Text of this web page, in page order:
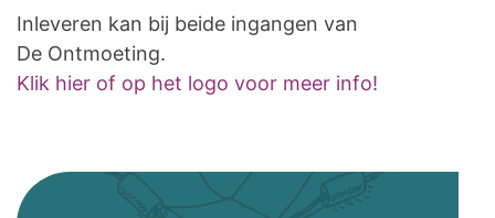
Inleveren kan bij beide ingangen van
De Ontmoeting.
Klik hier of op het logo voor meer info!